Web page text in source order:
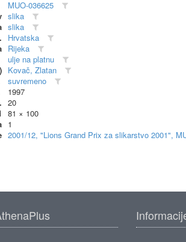
MUO-036625
slika
slika
Hrvatska
Rijeka
ulje na platnu
Kovač, Zlatan
suvremeno
1997
20
81 × 100
1
2001/12, "Lions Grand Prix za slikarstvo 2001",